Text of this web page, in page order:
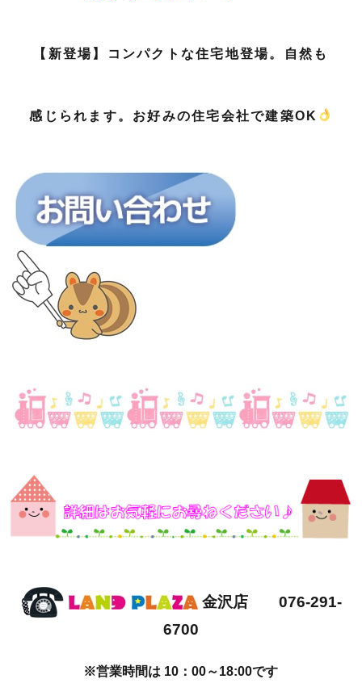
【新登場】コンパクトな住宅地登場。自然も
感じられます。お好みの住宅会社で建築OK
金沢店 076-291-
6700
※営業時間は 10：00～18:00です